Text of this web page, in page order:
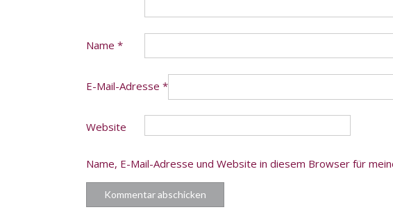
Name *
E-Mail-Adresse *
Website
Name, E-Mail-Adresse und Website in diesem Browser für